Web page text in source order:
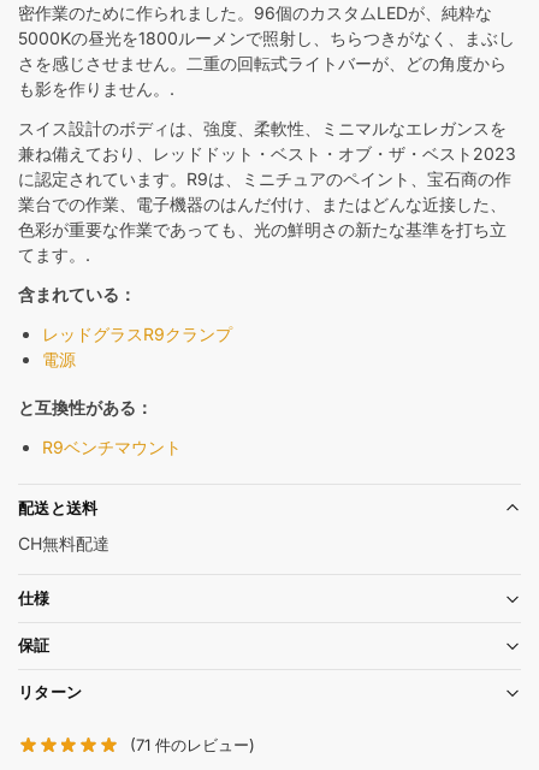
密作業のために作られました。96個のカスタムLEDが、純粋な
5000Kの昼光を1800ルーメンで照射し、ちらつきがなく、まぶし
さを感じさせません。二重の回転式ライトバーが、どの角度から
も影を作りません。.
スイス設計のボディは、強度、柔軟性、ミニマルなエレガンスを
兼ね備えており、レッドドット・ベスト・オブ・ザ・ベスト2023
に認定されています。R9は、ミニチュアのペイント、宝石商の作
業台での作業、電子機器のはんだ付け、またはどんな近接した、
色彩が重要な作業であっても、光の鮮明さの新たな基準を打ち立
てます。.
含まれている：
レッドグラスR9クランプ
電源
と互換性がある：
R9ベンチマウント
配送と送料
CH無料配達
仕様
保証
リターン
(71 件のレビュー)